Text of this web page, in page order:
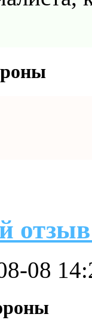
08